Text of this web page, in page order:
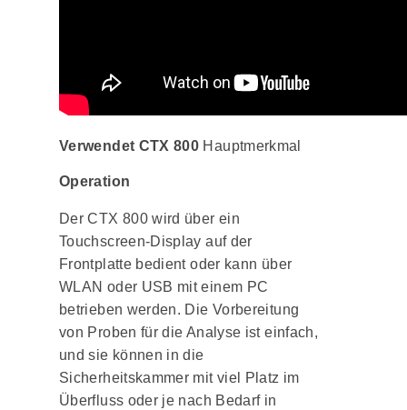
Verwendet CTX 800 Hauptmerkmal
Operation
Der CTX 800 wird über ein
Touchscreen-Display auf der
Frontplatte bedient oder kann über
WLAN oder USB mit einem PC
betrieben werden. Die Vorbereitung
von Proben für die Analyse ist einfach,
und sie können in die
Sicherheitskammer mit viel Platz im
Überfluss oder je nach Bedarf in